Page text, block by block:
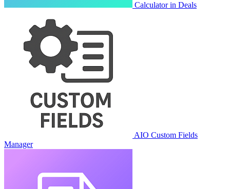
Calculator in Deals
AIO Custom Fields
Manager